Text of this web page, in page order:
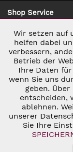
Shop Service
Zahlung & Versand
* ALLE
VERSANDKOSTEN
© 2026 C&D
Notwendig
Marketing
Tracking
Wir setzen auf
helfen dabei
verbessern,
Betrieb der
Ihre Daten
wenn Sie uns
geben. Über
entscheiden,
ablehnen.
unserer
Sie Ihre